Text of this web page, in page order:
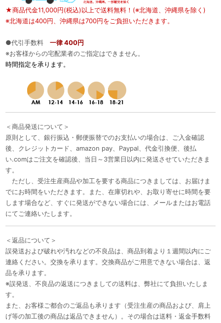
★商品代金11,000円(税込)以上で送料無料！(※北海道、沖縄県を除く)
※北海道は400円、沖縄県は700円をご負担いただきます。
●代引手数料 一律 400円
※お客様からの宅配業者のご指定はできません。
時間指定を承ります。
＜商品発送について＞
原則として、銀行振込・郵便振替でのお支払いの場合は、ご入金確認
後、クレジットカード、amazon pay、Paypal、代金引換便、後払
い.comはご注文を確認後、当日～3営業日以内に発送させていただきま
す。
ただし、受注生産商品や加工を要する商品につきましては、お届けま
でにお時間をいただきます。また、在庫切れや、お取り寄せに時間を要
します場合など、すぐに発送ができない場合には、メールまたはお電話
にてご連絡いたします。
＜返品について＞
誤発送および破れや汚れなどの不良品は、商品到着より１週間以内にご
連絡ください。交換を承ります。交換商品がご用意できない場合は、返
品を承ります。
※誤発送、不良品の返送につきましての送料は、弊社にて負担いたしま
す。
また、お客様ご都合のご返品も承ります（受注生産の商品および、肩上
げ等の加工後の商品は返品できません）。その場合は送料・返金手数料